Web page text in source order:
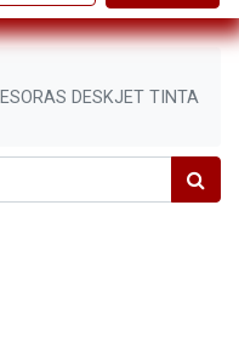
DESKJET TINTA